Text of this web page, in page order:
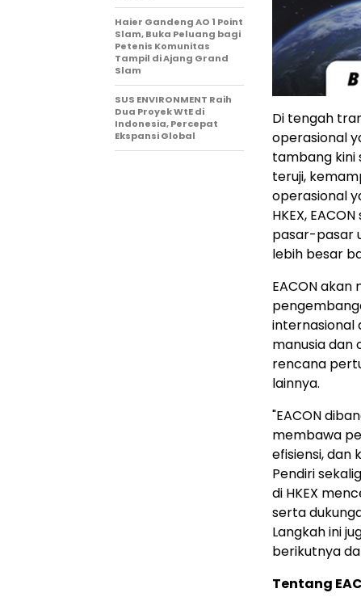
Di tengah
operasional
tambang kini
teruji,
operasional
HKEX,
pasar-pasar
lebih besar
EACON
internasional
manusia dan
rencana
lainnya.
"EACON
membawa
efisiensi, dan
Pendiri
di HKEX
serta
Langkah ini
berikutnya
Tentang
Haier Gandeng AO 1 Point
Slam, Buka Peluang bagi
Petenis Komunitas
Tampil di Ajang Grand
Slam
SUS ENVIRONMENT Raih
Dua Proyek WtE di
Indonesia, Percepat
Ekspansi Global